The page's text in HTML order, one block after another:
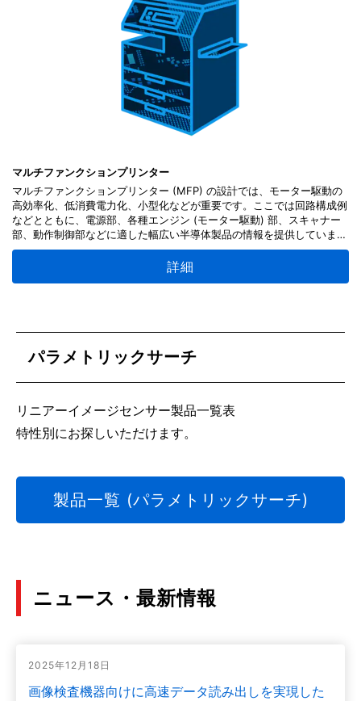
マルチファンクションプリンター
マルチファンクションプリンター (MFP) の設計では、モーター駆動の
高効率化、低消費電力化、小型化などが重要です。ここでは回路構成例
などとともに、電源部、各種エンジン (モーター駆動) 部、スキャナー
部、動作制御部などに適した幅広い半導体製品の情報を提供していま
す。
詳細
パラメトリックサーチ
リニアーイメージセンサー製品一覧表
特性別にお探しいただけます。
製品一覧 (パラメトリックサーチ)
ニュース・最新情報
2025年12月18日
画像検査機器向けに高速データ読み出しを実現した